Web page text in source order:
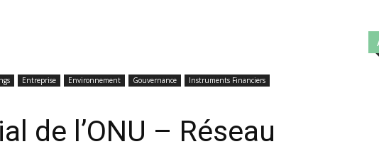
Entreprise Environnement Gouvernance Instruments Financiers
de l’ONU – Réseau